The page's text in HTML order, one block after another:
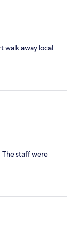
walk away local
The staff were